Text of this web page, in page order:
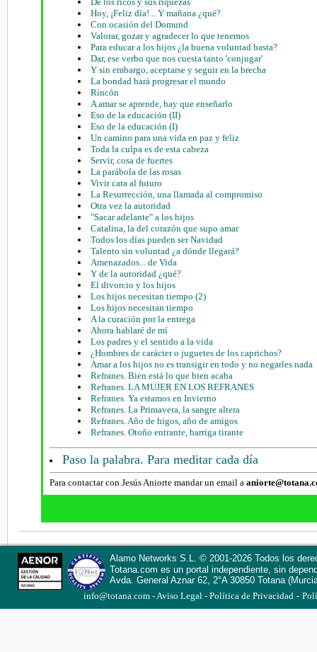
Hoy, ¡Feliz día!... Y mañana ¿qué?
Con ocasión del Domund
Valorar, gozar y agradecer lo que tenemos
Para educar a los hijos ¿la buena voluntad basta?
Dar, ese verbo que nos cuesta tanto 'conjugar'
Y sin embargo, aceptarse y seguir en la brecha
La bondad hará progresar el mundo
Rincón
A amar se aprende, hay que enseñarlo
Eso de la educación (II)
Eso de la educación (I)
Un camino para una vida en paz y feliz
Toda la culpa es de esta cabeza
Servir, cosa de fuertes
La parábola de las rosas
Vivir cara al futuro
La Resurrección, una llamada al compromiso
Otra vez la autoridad
"Sacar adelante" a los hijos
Catalina, la del corazón que supo amar
Todos los días pueden ser Navidad
Talento sin voluntad ¿a dónde llegará?
Amenazados... de Vida
Y de la autoridad ¿qué?
El divorcio y los hijos
Los hijos necesitan tiempo (2)
Los hijos necesitan tiempo
A la curación por la entrega
Ahora hablaré de mí
Los padres y el sentido a la vida
¿Hombres de carácter o juguetes de los caprichos?
Amar a los hijos no es transigir en todo y no negarles nada
Refranes. Bien está lo que bien acaba
Refranes. LA MUJER EN LOS REFRANES
Refranes. Ya estamos en Invierno
Refranes. La Primavera, la sangre altera
Refranes. Año de higos, año de amigos
Refranes. Otoño entrante, barriga tirante
Paso la palabra. Para meditar cada día
Para contactar con Jesús Aniorte mandar un email a
Alamo Networks S.L. © 2001-2026 Todos los
Totana.com es un portal independiente, sin
Avda. General Aznar 62, 2°A 30850 Totana
info@totana.com Aviso Legal Política de Privacidad-